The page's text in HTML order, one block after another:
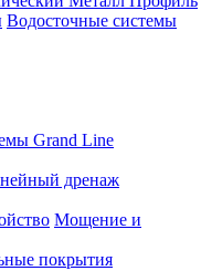
Водосточные системы
Grand Line
дренаж
Мощение и
покрытия